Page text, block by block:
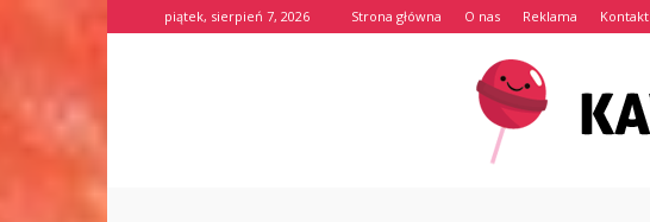
piątek, sierpień 7, 2026 Strona główna O nas Reklama Kontakt